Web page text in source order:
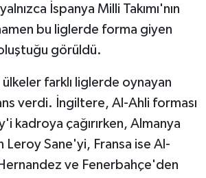
İspanya Milli Takımı'nın
bu liglerde forma giyen
görüldü.
ülkeler farklı liglerde oynayan
verdi. İngiltere, Al-Ahli forması
kadroya çağırırken, Almanya
Leroy Sane'yi, Fransa ise Al-
ve Fenerbahçe'den